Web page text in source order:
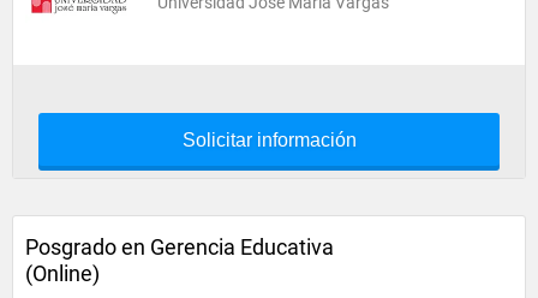
Solicitar información
Posgrado en Gerencia Educativa
(Online)